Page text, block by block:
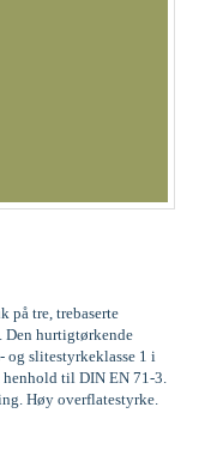
på tre, trebaserte
Den hurtigtørkende
og slitestyrkeklasse 1 i
til DIN EN 71-3.
Høy overflatestyrke.